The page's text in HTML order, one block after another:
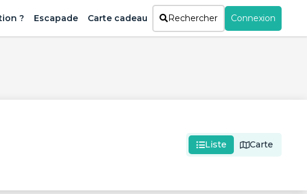
? Escapade Carte cadeau Rechercher Connexion
Liste Carte